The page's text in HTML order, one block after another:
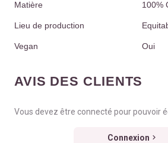
Matière 100%
Lieu de production
Vegan Oui
AVIS DES CLIENTS
Vous devez être connecté pour pouvoir
Connexion